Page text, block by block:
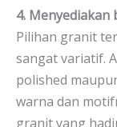
4.
Pilihan granit
sangat variatif.
polished
warna dan
granit yang